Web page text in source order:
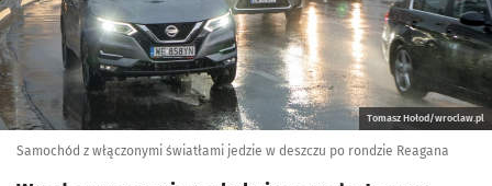
Tomasz Hołod/wroclaw.pl
Samochód z włączonymi światłami jedzie w deszczu po rondzie Reagana